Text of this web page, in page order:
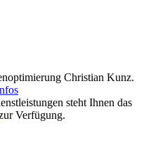
Christian Kunz.
steht Ihnen das
Verfügung.